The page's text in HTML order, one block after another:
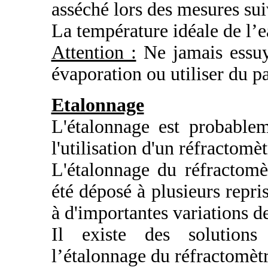
asséché lors des mesures
La température idéale de
Attention : Ne jamais
évaporation ou utiliser du
Etalonnage
L'étalonnage est
l'utilisation d'un
L'étalonnage du
été déposé à plusieurs
à d'importantes variations
Il existe des solutions
l’étalonnage du